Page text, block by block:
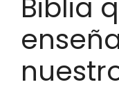
Biblia